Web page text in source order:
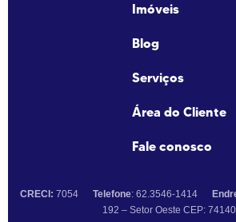
Imóveis
Blog
Serviços
Área do Cliente
Fale conosco
CRECI: 7054 Telefone: 62.3546-1414
192 – Setor Oeste CEP: